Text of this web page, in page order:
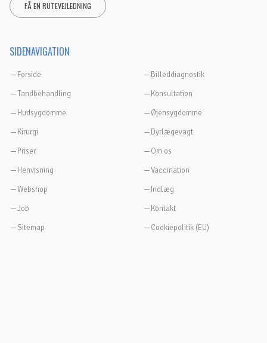
FÅ EN RUTEVEJLEDNING
SIDENAVIGATION
Forside
Tandbehandling
Hudsygdomme
Kirurgi
Priser
Henvisning
Webshop
Job
Sitemap
Billeddiagnostik
Konsultation
Øjensygdomme
Dyrlægevagt
Om os
Vaccination
Indlæg
Kontakt
Cookiepolitik (EU)